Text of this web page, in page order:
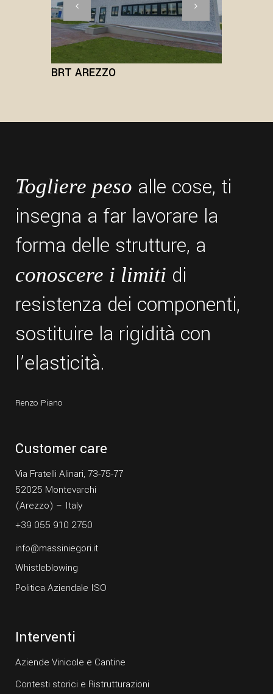
BRT AREZZO
Togliere peso alle cose, ti
insegna a far lavorare la
forma delle strutture, a
conoscere i limiti di
resistenza dei componenti,
sostituire la rigidità con
l’elasticità.
Renzo Piano
Customer care
Via Fratelli Alinari, 73-75-77
52025 Montevarchi
(Arezzo) – Italy
+39 055 910 2750
info@massiniegori.it
Whistleblowing
Politica Aziendale ISO
Interventi
Aziende Vinicole e Cantine
Contesti storici e Ristrutturazioni